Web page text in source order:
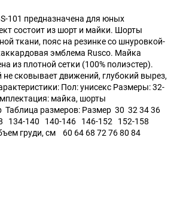
101 предназначена для юных
состоит из шорт и майки. Шорты
ткани, пояс на резинке со шнуровкой-
эмблема Rusco. Майка
из плотной сетки (100% полиэстер).
сковывает движений, глубокий вырез,
Пол: унисекс Размеры: 32-
майка, шорты
Таблица размеров: Размер 30 32 34 36
134-140 140-146 146-152 152-158
груди, см 60 64 68 72 76 80 84